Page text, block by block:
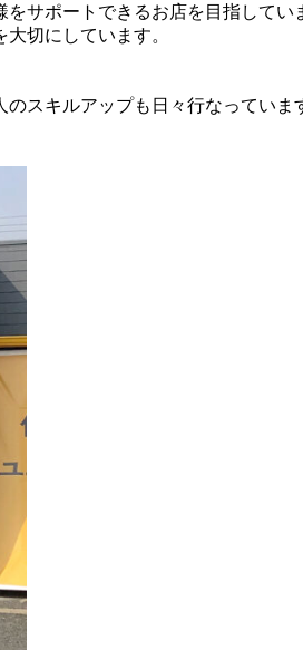
サポートできるお店を目指してい
切にしています。
スキルアップも日々行なっていま